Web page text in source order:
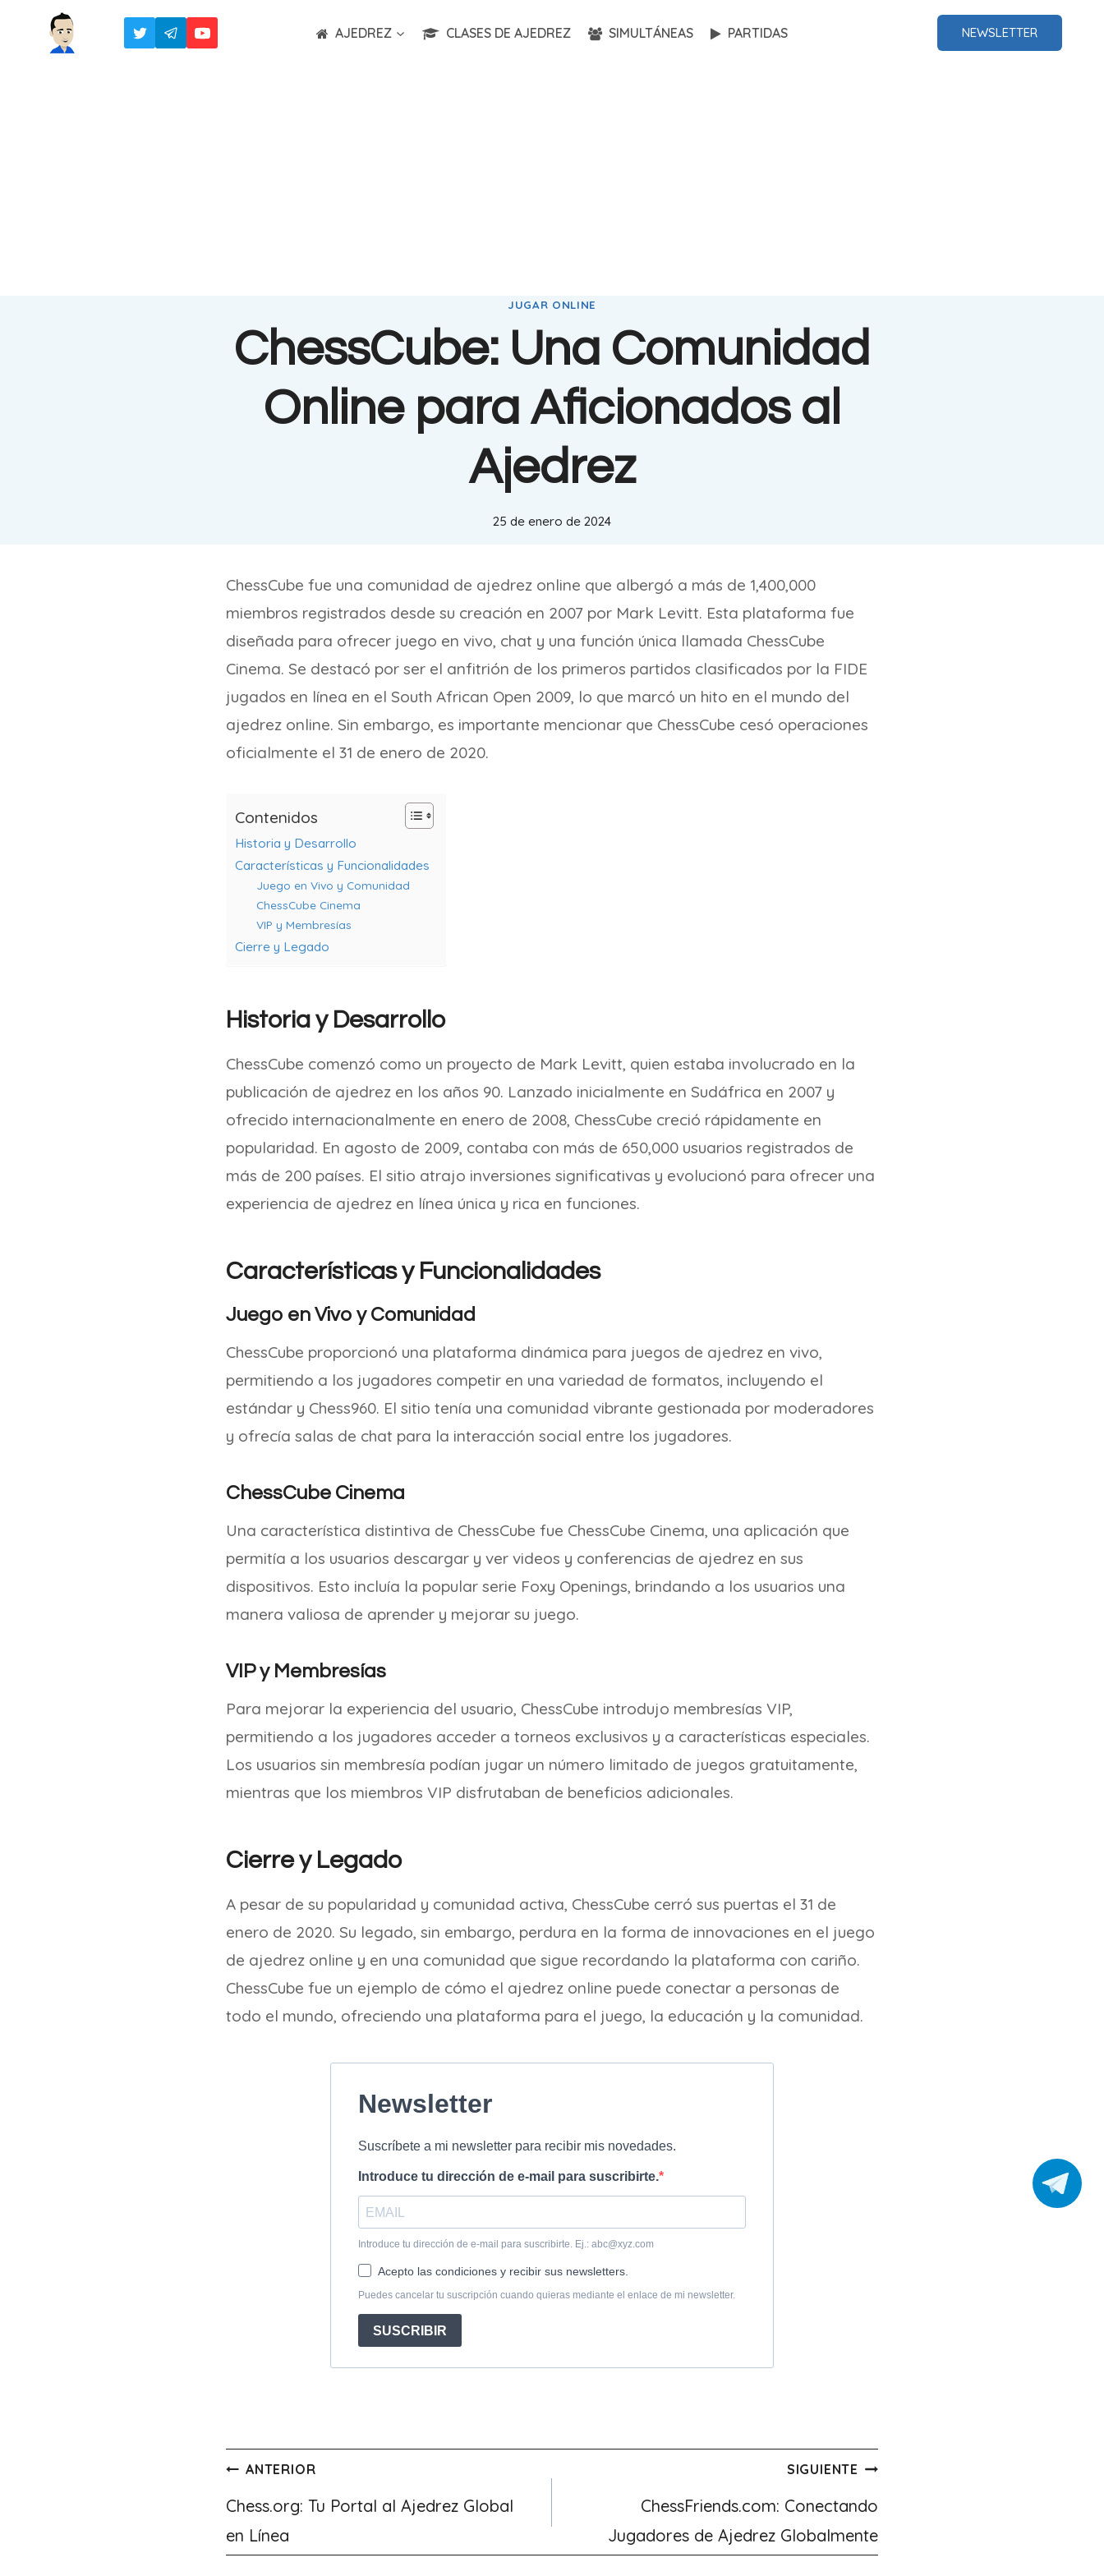
AJEDREZ CLASES DE AJEDREZ SIMULTÁNEAS PARTIDAS NEWSLETTER
JUGAR ONLINE
ChessCube: Una Comunidad
Online para Aficionados al
Ajedrez
25 de enero de 2024
ChessCube fue una comunidad de ajedrez online que albergó a más de 1,400,000
miembros registrados desde su creación en 2007 por Mark Levitt. Esta plataforma fue
diseñada para ofrecer juego en vivo, chat y una función única llamada ChessCube
Cinema. Se destacó por ser el anfitrión de los primeros partidos clasificados por la FIDE
jugados en línea en el South African Open 2009, lo que marcó un hito en el mundo del
ajedrez online. Sin embargo, es importante mencionar que ChessCube cesó operaciones
oficialmente el 31 de enero de 2020.
Contenidos
Historia y Desarrollo
Características y Funcionalidades
Juego en Vivo y Comunidad
ChessCube Cinema
VIP y Membresías
Cierre y Legado
Historia y Desarrollo
ChessCube comenzó como un proyecto de Mark Levitt, quien estaba involucrado en la
publicación de ajedrez en los años 90. Lanzado inicialmente en Sudáfrica en 2007 y
ofrecido internacionalmente en enero de 2008, ChessCube creció rápidamente en
popularidad. En agosto de 2009, contaba con más de 650,000 usuarios registrados de
más de 200 países. El sitio atrajo inversiones significativas y evolucionó para ofrecer una
experiencia de ajedrez en línea única y rica en funciones.
Características y Funcionalidades
Juego en Vivo y Comunidad
ChessCube proporcionó una plataforma dinámica para juegos de ajedrez en vivo,
permitiendo a los jugadores competir en una variedad de formatos, incluyendo el
estándar y Chess960. El sitio tenía una comunidad vibrante gestionada por moderadores
y ofrecía salas de chat para la interacción social entre los jugadores.
ChessCube Cinema
Una característica distintiva de ChessCube fue ChessCube Cinema, una aplicación que
permitía a los usuarios descargar y ver videos y conferencias de ajedrez en sus
dispositivos. Esto incluía la popular serie Foxy Openings, brindando a los usuarios una
manera valiosa de aprender y mejorar su juego.
VIP y Membresías
Para mejorar la experiencia del usuario, ChessCube introdujo membresías VIP,
permitiendo a los jugadores acceder a torneos exclusivos y a características especiales.
Los usuarios sin membresía podían jugar un número limitado de juegos gratuitamente,
mientras que los miembros VIP disfrutaban de beneficios adicionales.
Cierre y Legado
A pesar de su popularidad y comunidad activa, ChessCube cerró sus puertas el 31 de
enero de 2020. Su legado, sin embargo, perdura en la forma de innovaciones en el juego
de ajedrez online y en una comunidad que sigue recordando la plataforma con cariño.
ChessCube fue un ejemplo de cómo el ajedrez online puede conectar a personas de
todo el mundo, ofreciendo una plataforma para el juego, la educación y la comunidad.
Navegación
de
entradas
ANTERIOR
Chess.org: Tu Portal al Ajedrez Global
en Línea
SIGUIENTE
ChessFriends.com: Conectando
Jugadores de Ajedrez Globalmente